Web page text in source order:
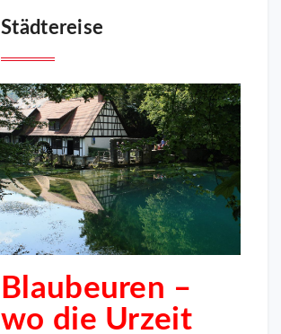
Städtereise
Blaubeuren –
wo die Urzeit